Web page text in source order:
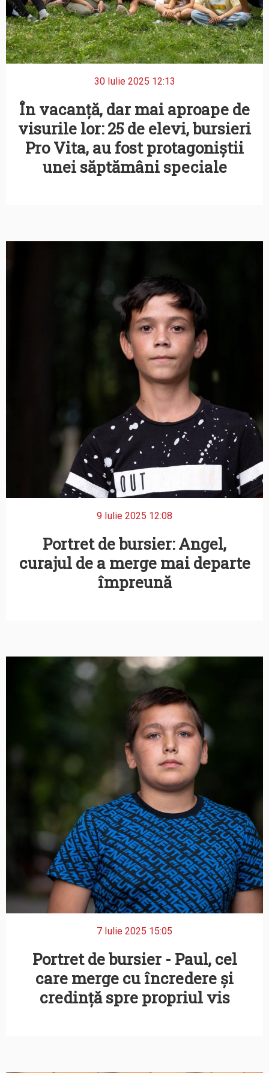
30 Iulie 2025 12:13
În vacanță, dar mai aproape de
visurile lor: 25 de elevi, bursieri
Pro Vita, au fost protagoniștii
unei săptămâni speciale
9 Iulie 2025 12:08
Portret de bursier: Angel,
curajul de a merge mai departe
împreună
7 Iulie 2025 15:05
Portret de bursier - Paul, cel
care merge cu încredere și
credință spre propriul vis